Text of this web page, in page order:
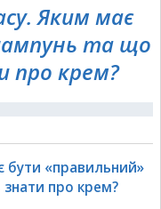
Яким має
та що
про крем?
бути «правильний»
про крем?